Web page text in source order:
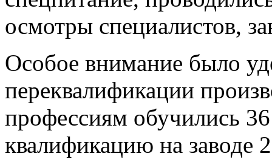
осмотры специалистов,
Особое внимание было
переквалификации
профессиям обучились
квалификацию на заводе